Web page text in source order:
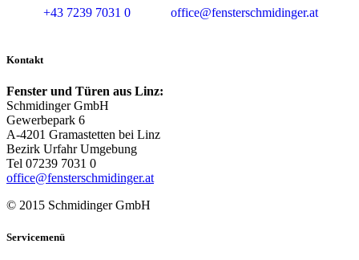
+43 7239 7031 0 office@fensterschmidinger.at
Kontakt
Fenster und Türen aus Linz:
Schmidinger GmbH
Gewerbepark 6
A-4201 Gramastetten bei Linz
Bezirk Urfahr Umgebung
Tel 07239 7031 0
office@fensterschmidinger.at
© 2015 Schmidinger GmbH
Servicemenü